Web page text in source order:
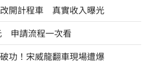
開計程車 真實收入曝光
申請流程一次看
功！宋威龍翻車現場遭爆